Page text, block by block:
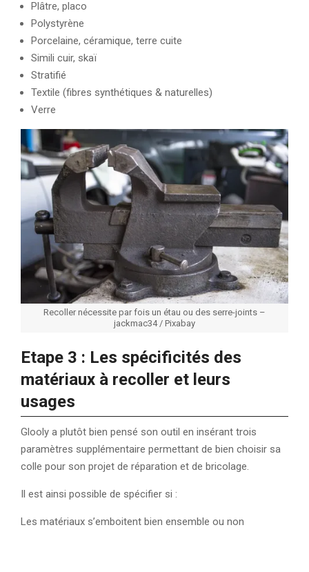
Plâtre, placo
Polystyrène
Porcelaine, céramique, terre cuite
Simili cuir, skaï
Stratifié
Textile (fibres synthétiques & naturelles)
Verre
Recoller nécessite par fois un étau ou des serre-joints –
jackmac34 / Pixabay
Etape 3 : Les spécificités des
matériaux à recoller et leurs
usages
Glooly a plutôt bien pensé son outil en insérant trois
paramètres supplémentaire permettant de bien choisir sa
colle pour son projet de réparation et de bricolage.
Il est ainsi possible de spécifier si :
Les matériaux s’emboitent bien ensemble ou non